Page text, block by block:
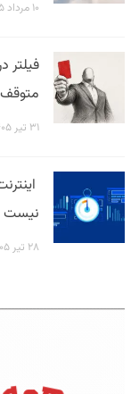
۱۰ مرداد ۱۴۰۵
۳۱ تیر ۱۴۰۵
نیست
۲۸ تیر ۱۴۰۵